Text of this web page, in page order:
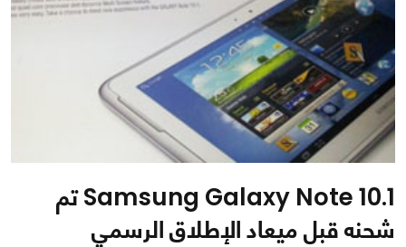
Samsung Galaxy Note 10.1 تم
شحنه قبل ميعاد الإطلاق الرسمي